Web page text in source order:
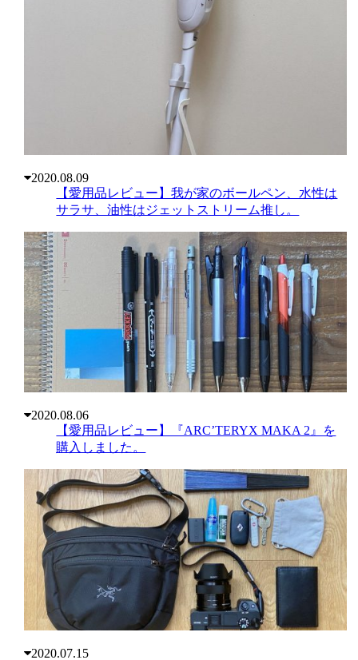
2020.08.09
【愛用品レビュー】我が家のボールペン、水性は
サラサ、油性はジェットストリーム推し。
2020.08.06
【愛用品レビュー】『ARC’TERYX MAKA 2』を
購入しました。
2020.07.15